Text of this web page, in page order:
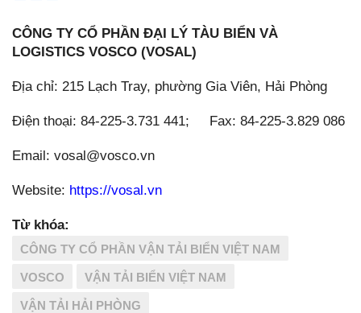
CÔNG TY CỔ PHẦN ĐẠI LÝ TÀU BIỂN VÀ
LOGISTICS VOSCO (VOSAL)
Địa chỉ: 215 Lạch Tray, phường Gia Viên, Hải Phòng
Điện thoại: 84-225-3.731 441; Fax: 84-225-3.829 086
Email: vosal@vosco.vn
Website: https://vosal.vn
Từ khóa:
CÔNG TY CỔ PHẦN VẬN TẢI BIỂN VIỆT NAM
VOSCO VẬN TẢI BIỂN VIỆT NAM
VẬN TẢI HẢI PHÒNG